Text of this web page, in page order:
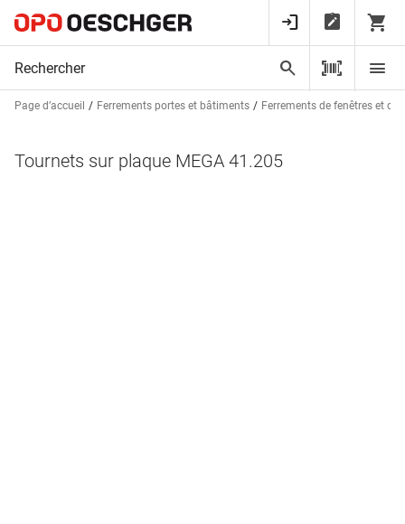
Page d’accueil Ferrements portes et bâtiments Ferrements de fenêtres et de
Tournets sur plaque MEGA 41.205